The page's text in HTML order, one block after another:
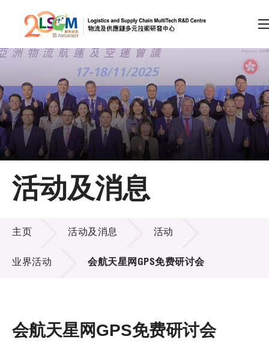
跳到内容（按回车键）
会员登录
A A EN 繁 简
主页
关于LSCM
技术商品化
项目及资助计划
活动及消息
活动及消息
活动及消息
主页 活动及消息 活动
业界活动 会航天星网GPS免费研讨会
会航天星网GPS免费研讨会